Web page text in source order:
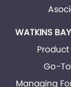
WATKINS
Go-
Managing